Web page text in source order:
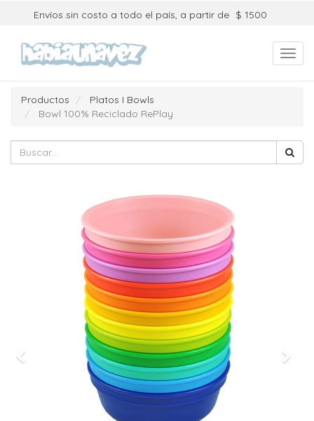
Envíos sin costo a todo el país, a partir de $ 1500
Productos
Platos I Bowls
Bowl 100% Reciclado RePlay
Next